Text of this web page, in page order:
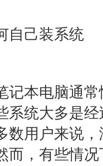
自己装系统
记本电脑通
系统大多是
数用户来说
而，有些情